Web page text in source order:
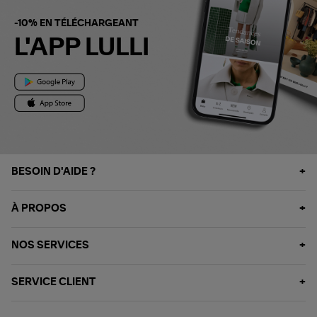
-10% EN TÉLÉCHARGEANT
L'APP LULLI
BESOIN D'AIDE ?
À PROPOS
NOS SERVICES
SERVICE CLIENT